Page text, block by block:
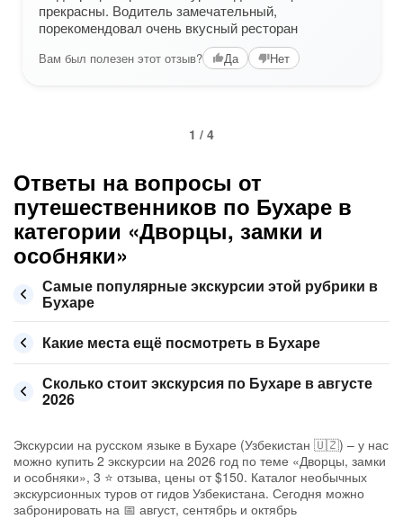
прекрасны. Водитель замечательный,
порекомендовал очень вкусный ресторан
Вам был полезен этот отзыв? Да Нет
1 / 4
Ответы на вопросы от
путешественников по Бухаре в
категории «Дворцы, замки и
особняки»
Самые популярные экскурсии этой рубрики в
Бухаре
Какие места ещё посмотреть в Бухаре
Сколько стоит экскурсия по Бухаре в августе
2026
Экскурсии на русском языке в Бухаре (Узбекистан 🇺🇿) – у нас
можно купить 2 экскурсии на 2026 год по теме «Дворцы, замки
и особняки», 3 ⭐ отзыва, цены от $150. Каталог необычных
экскурсионных туров от гидов Узбекистана. Сегодня можно
забронировать на 📅 август, сентябрь и октябрь